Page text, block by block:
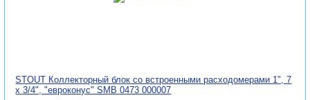
STOUT Коллекторный блок со встроенными расходомерами 1", 7
x 3/4", "евроконус" SMB 0473 000007